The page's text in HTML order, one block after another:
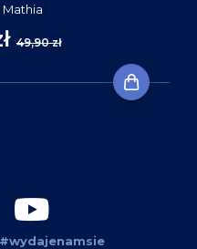
49,90 zł
#wydajenamsie